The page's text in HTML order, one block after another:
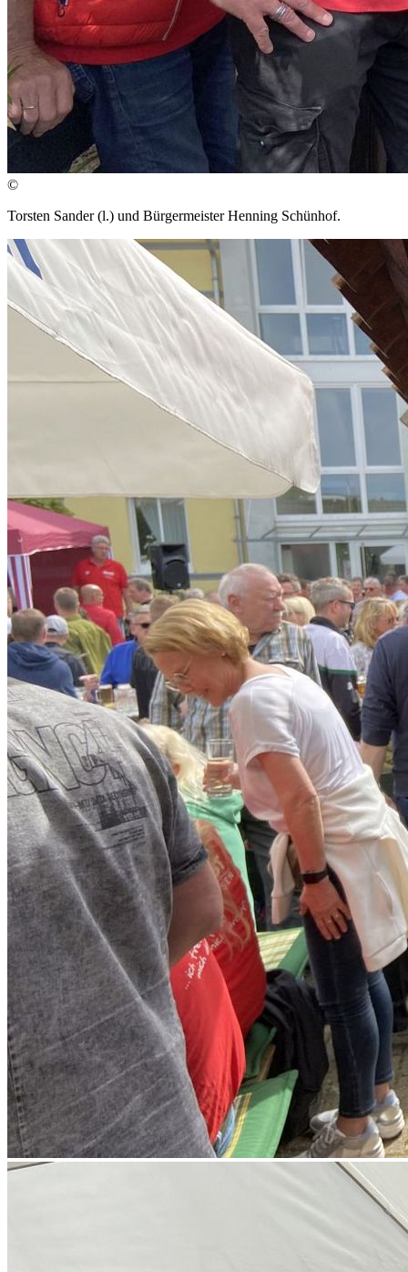
©
Torsten Sander (l.) und Bürgermeister Henning Schünhof.